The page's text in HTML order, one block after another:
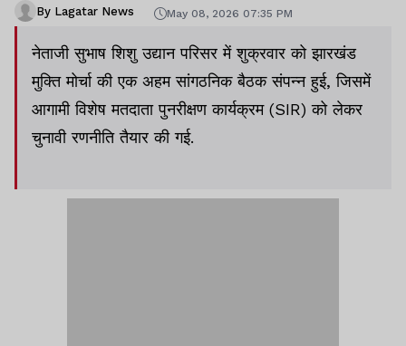
By Lagatar News May 08, 2026 07:35 PM
नेताजी सुभाष शिशु उद्यान परिसर में शुक्रवार को झारखंड
मुक्ति मोर्चा की एक अहम सांगठनिक बैठक संपन्न हुई, जिसमें
आगामी विशेष मतदाता पुनरीक्षण कार्यक्रम (SIR) को लेकर
चुनावी रणनीति तैयार की गई.